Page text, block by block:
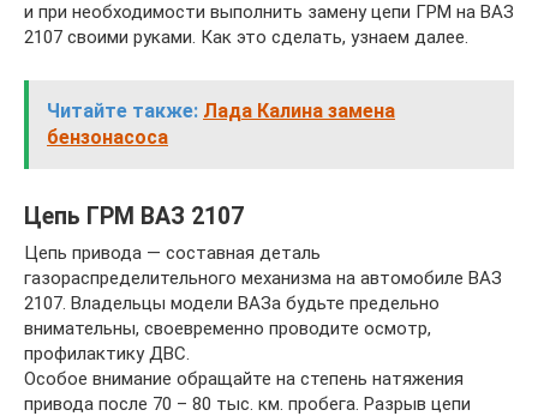
и при необходимости выполнить замену цепи ГРМ на ВАЗ
2107 своими руками. Как это сделать, узнаем далее.
Читайте также: Лада Калина замена
бензонасоса
Цепь ГРМ ВАЗ 2107
Цепь привода — составная деталь
газораспределительного механизма на автомобиле ВАЗ
2107. Владельцы модели ВАЗа будьте предельно
внимательны, своевременно проводите осмотр,
профилактику ДВС.
Особое внимание обращайте на степень натяжения
привода после 70 – 80 тыс. км. пробега. Разрыв цепи